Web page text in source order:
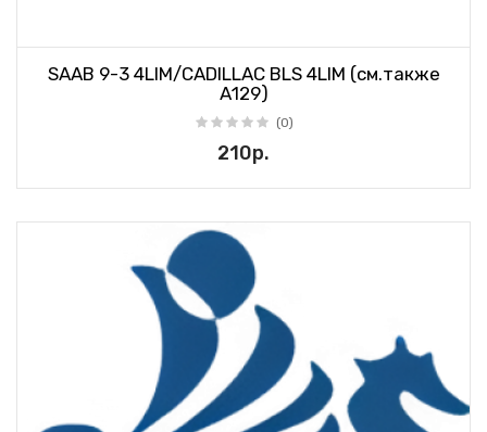
SAAB 9-3 4LIM/CADILLAC BLS 4LIM (см.также
А129)
(0)
210р.